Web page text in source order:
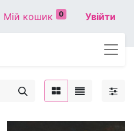
Мій кошик 0 Увійти